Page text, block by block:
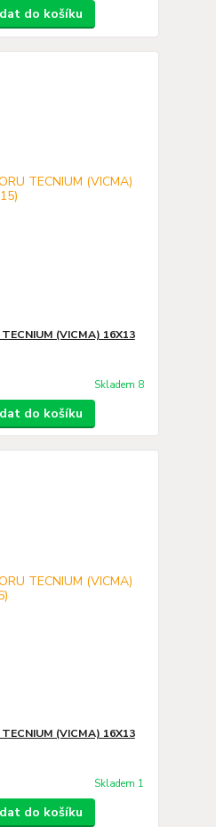
do košíku
(VICMA) 16X13
Skladem 8
do košíku
(VICMA) 16X13
Skladem 1
do košíku